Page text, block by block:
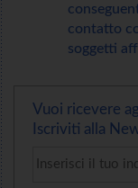
contatto
soggetti
Vuoi ricevere
Iscriviti alla